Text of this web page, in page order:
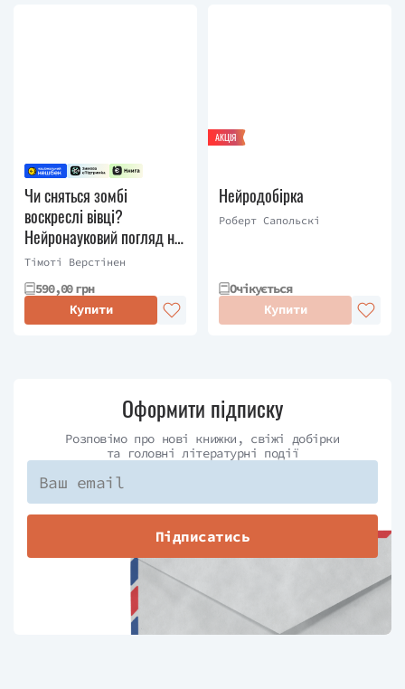
Чи сняться зомбі
воскреслі вівці?
Нейронауковий погляд на
мозок зомбі
Тімоті Верстінен
590,00 грн
Купити
АКЦІЯ
Нейродобірка
Роберт Сапольскі
Очікується
Купити
Оформити підписку
Розповімо про нові книжки, свіжі добірки
та головні літературні події
Підписатись